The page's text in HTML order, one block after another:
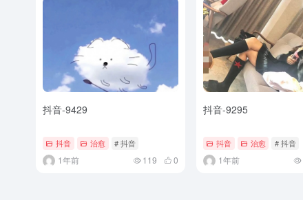
抖音-9429
抖音 治愈 # 抖音
1年前 119 0
抖音-9295
抖音 治愈 # 抖音
1年前